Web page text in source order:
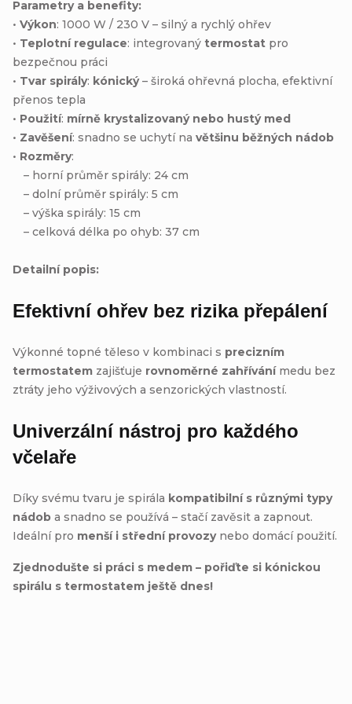
Parametry a benefity:
• Výkon: 1000 W / 230 V – silný a rychlý ohřev
• Teplotní regulace: integrovaný termostat pro
bezpečnou práci
• Tvar spirály: kónický– široká ohřevná plocha, efektivní
přenos tepla
• Použití: mírně krystalizovaný nebo hustý med
• Zavěšení: snadno se uchytí na většinu běžných nádob
• Rozměry:
– horní průměr spirály: 24 cm
– dolní průměr spirály: 5 cm
– výška spirály: 15 cm
– celková délka po ohyb: 37 cm
Detailní popis:
Efektivní ohřev bez rizika přepálení
Výkonné topné těleso v kombinaci s precizním
termostatem zajišťuje rovnoměrné zahřívánímedu bez
ztráty jeho výživových a senzorických vlastností.
Univerzální nástroj pro každého
včelaře
Díky svému tvaru je spirála kompatibilní s různými typy
nádob a snadno se používá – stačí zavěsit a zapnout.
Ideální pro menší i střední provozynebo domácí použití.
Zjednodušte si práci s medem – pořiďte si kónickou
spirálu s termostatem ještě dnes!